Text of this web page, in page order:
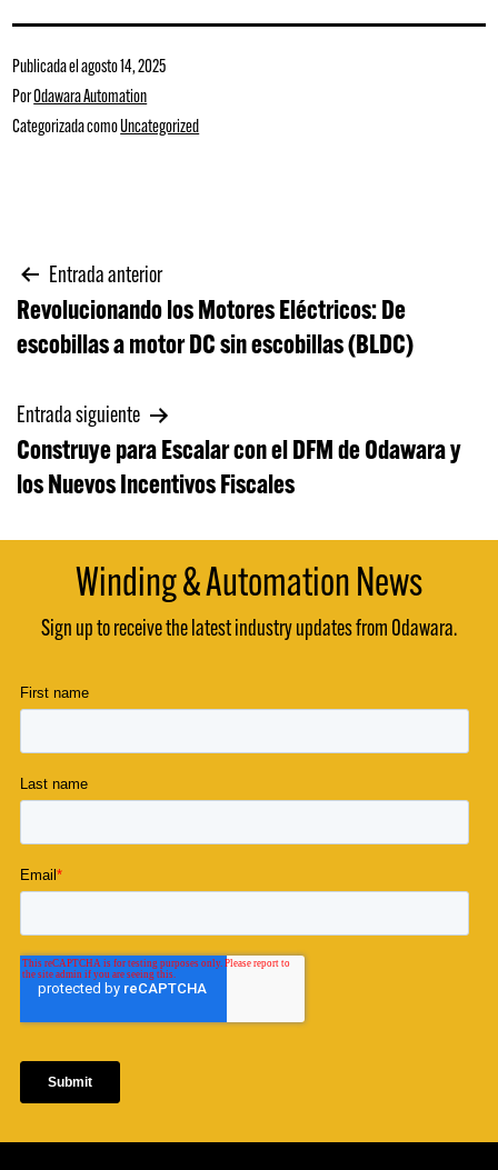
Publicada elagosto 14, 2025
PorOdawara Automation
Categorizada comoUncategorized
Navegación
de
Entrada anterior
Revolucionando los Motores Eléctricos: De
escobillas a motor DC sin escobillas (BLDC)
Entrada siguiente
Construye para Escalar con el DFM de Odawara y
los Nuevos Incentivos Fiscales
Winding & Automation News
Sign up to receive the latest industry updates from Odawara.